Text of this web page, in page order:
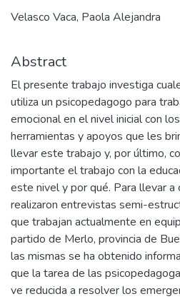
Velasco Vaca, Paola Alejandra
Abstract
El presente trabajo investiga
utiliza un psicopedagogo para
emocional en el nivel inicial con
herramientas y apoyos que les
llevar este trabajo y, por último,
importante el trabajo con la
este nivel y por qué. Para llevar
realizaron entrevistas semi-
que trabajan actualmente en
partido de Merlo, provincia de
las mismas se ha obtenido
que la tarea de las
ve reducida a resolver los